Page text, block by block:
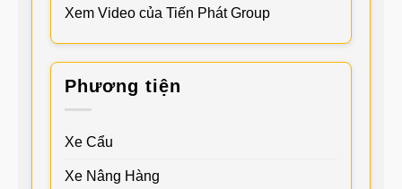
Xem Video của Tiến Phát Group
Phương tiện
Xe Cẩu
Xe Nâng Hàng